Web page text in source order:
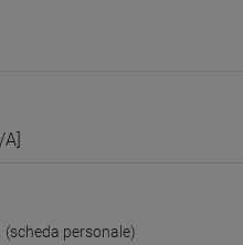
(scheda personale)